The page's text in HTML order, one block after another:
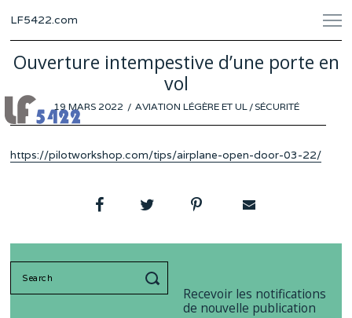
LF5422.com
Ouverture intempestive d’une porte en
vol
POSTED
ON
19 MARS 2022 18AVIATION LÉGÈRE ET UL / SÉCURITÉ
https://pilotworkshop.com/tips/airplane-open-door-03-22/
Recevoir les notifications
de nouvelle publication